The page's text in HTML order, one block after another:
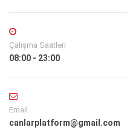
Çalışma Saatleri
08:00 - 23:00
Email
canlarplatform@gmail.com